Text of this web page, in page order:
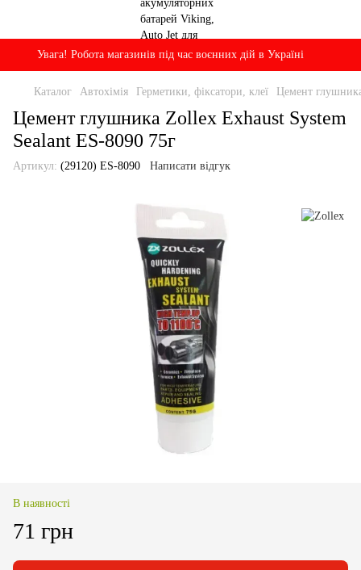
Увага! Робота магазинів під час воєнних дій в Україні
Каталог Автохімія Герметики, фіксатори, клеї Цемент
Цемент глушника Zollex Exhaust System
Sealant ES-8090 75г
Артикул: (29120) ES-8090 Написати відгук
В наявності
71 грн